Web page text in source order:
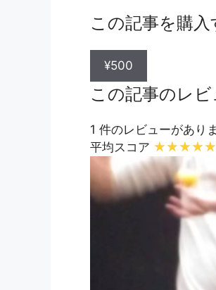
この記事を購入
¥500
この記事のレビ
1 件のレビューがあり
平均スコア